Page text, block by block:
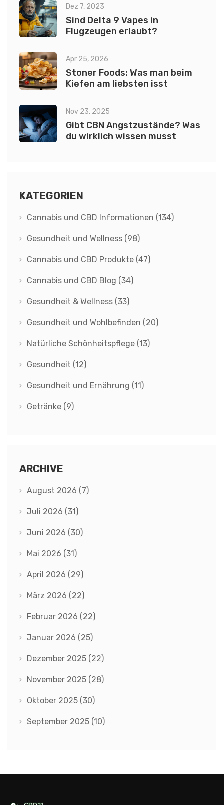
Dez 7, 2023
Sind Delta 9 Vapes in
Flugzeugen erlaubt?
Apr 25, 2026
Stoner Foods: Was man beim
Kiefen am liebsten isst
Nov 23, 2025
Gibt CBN Angstzustände? Was
du wirklich wissen musst
KATEGORIEN
Cannabis und CBD Informationen (134)
Gesundheit und Wellness (98)
Cannabis und CBD Produkte (47)
Cannabis und CBD Blog (34)
Gesundheit & Wellness (33)
Gesundheit und Wohlbefinden (20)
Natürliche Schönheitspflege (13)
Gesundheit (12)
Gesundheit und Ernährung (11)
Getränke (9)
ARCHIVE
August 2026 (7)
Juli 2026 (31)
Juni 2026 (30)
Mai 2026 (31)
April 2026 (29)
März 2026 (22)
Februar 2026 (22)
Januar 2026 (25)
Dezember 2025 (22)
November 2025 (28)
Oktober 2025 (30)
September 2025 (10)